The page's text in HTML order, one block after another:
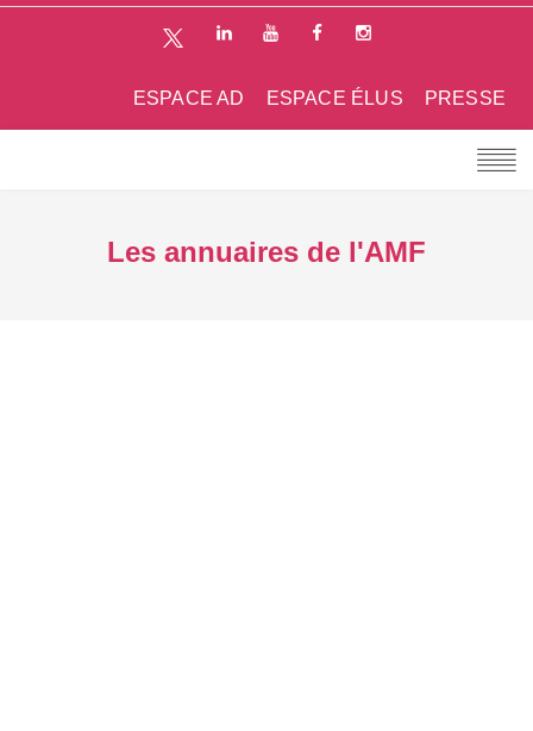
PRESSE
ESPACE ÉLUS
ESPACE AD
Les annuaires de l'AMF